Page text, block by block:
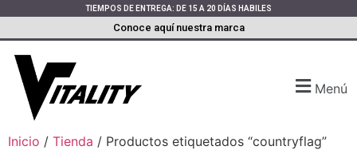
TIEMPOS DE ENTREGA: DE 15 A 20 DÍAS HABILES
Conoce aquí nuestra marca
Menú
Inicio / Tienda / Productos etiquetados “countryflag”